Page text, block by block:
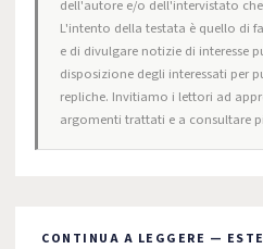
dell'autore e/o dell'intervistato
L'intento della testata è quello di
e di divulgare notizie di interesse
disposizione degli interessati per
repliche. Invitiamo i lettori ad
argomenti trattati e a consultare
CONTINUA A LEGGERE —